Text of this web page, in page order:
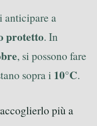
anticipare a
protetto. In
, si possono fare
sopra i 10°C.
più a